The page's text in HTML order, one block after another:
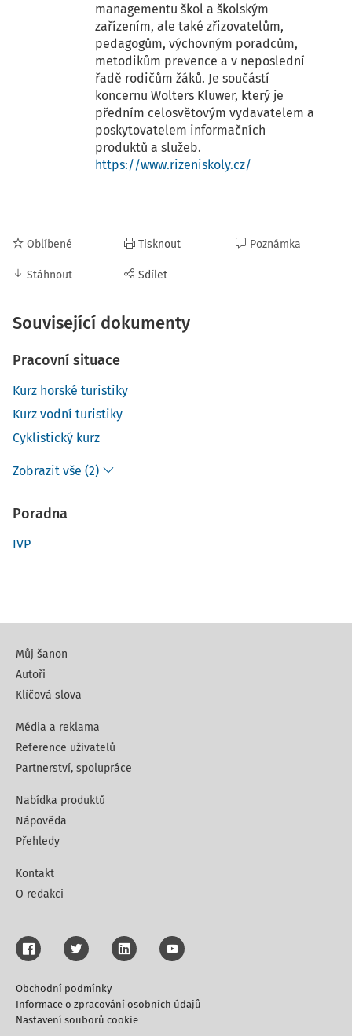
managementu škol a školským
zařízením, ale také zřizovatelům,
pedagogům, výchovným poradcům,
metodikům prevence a v neposlední
řadě rodičům žáků. Je součástí
koncernu Wolters Kluwer, který je
předním celosvětovým vydavatelem a
poskytovatelem informačních
produktů a služeb.
https://www.rizeniskoly.cz/
Oblíbené
Stáhnout
Tisknout
Sdílet
Poznámka
Související dokumenty
Pracovní situace
Kurz horské turistiky
Kurz vodní turistiky
Cyklistický kurz
Zobrazit vše (2)
Poradna
IVP
Můj šanon
Autoři
Klíčová slova
Média a reklama
Reference uživatelů
Partnerství, spolupráce
Nabídka produktů
Nápověda
Přehledy
Kontakt
O redakci
Obchodní podmínky
Informace o zpracování osobních údajů
Nastavení souborů cookie